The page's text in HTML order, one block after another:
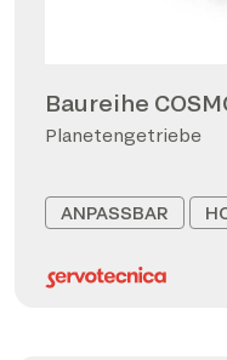
Baureihe
Planetengetriebe
ANPASSBAR